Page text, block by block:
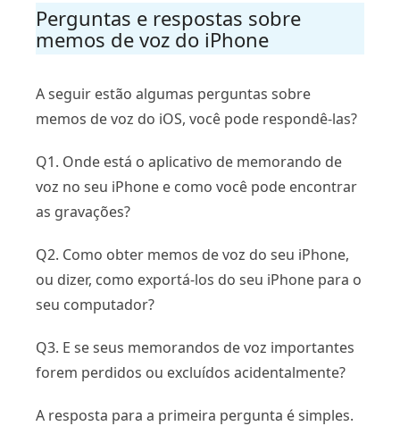
Perguntas e respostas sobre
memos de voz do iPhone
A seguir estão algumas perguntas sobre
memos de voz do iOS, você pode respondê-las?
Q1. Onde está o aplicativo de memorando de
voz no seu iPhone e como você pode encontrar
as gravações?
Q2. Como obter memos de voz do seu iPhone,
ou dizer, como exportá-los do seu iPhone para o
seu computador?
Q3. E se seus memorandos de voz importantes
forem perdidos ou excluídos acidentalmente?
A resposta para a primeira pergunta é simples.